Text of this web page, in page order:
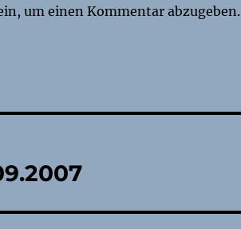
um einen Kommentar abzugeben.